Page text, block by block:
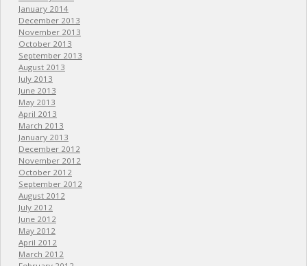
January 2014
December 2013
November 2013
October 2013
September 2013
August 2013
July 2013
June 2013
May 2013
April 2013
March 2013
January 2013
December 2012
November 2012
October 2012
September 2012
August 2012
July 2012
June 2012
May 2012
April 2012
March 2012